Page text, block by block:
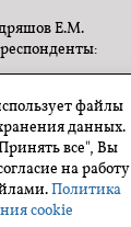
Е.М.
САЙТА
файлы
данных.
все", Вы
на работу
Политика
cookie